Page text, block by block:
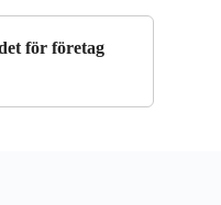
för företag